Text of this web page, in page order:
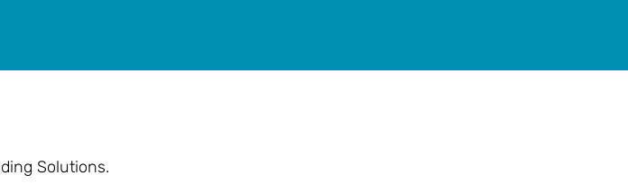
Solutions.